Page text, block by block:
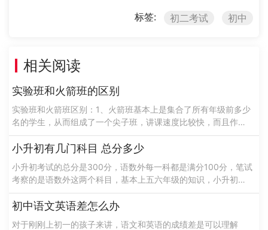
标签: 初二考试 初中
相关阅读
实验班和火箭班的区别
实验班和火箭班区别：1、火箭班基本上是集合了所有年级前多少
名的学生，从而组成了一个尖子班，讲课速度比较快，而且作业
量比较大，考试是比较频繁的，可以说火箭班是学校升学指标
的，希望老师配备的也都是教学经验......
小升初有几门科目 总分多少
小升初考试的总分是300分，语数外每一科都是满分100分，笔试
考察的是语数外这两个科目，基本上五六年级的知识，小升初考
试是由学校办公开组织的选拔性的考试一般是不稳定的和多样性
的，针对于这样特性在考试过......
初中语文英语差怎么办
对于刚刚上初一的孩子来讲，语文和英语的成绩差是可以理解